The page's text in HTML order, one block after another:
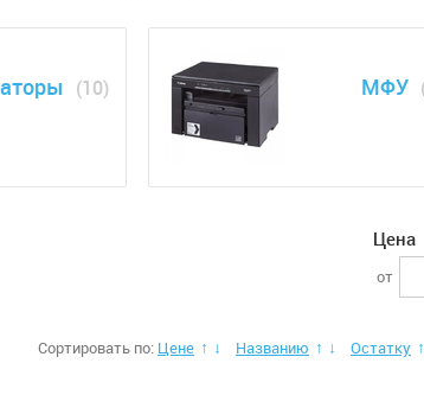
(10) МФУ
Цена
от
Сортировать по: Цене ↑ ↓ Названию ↑ ↓ Остатку ↑